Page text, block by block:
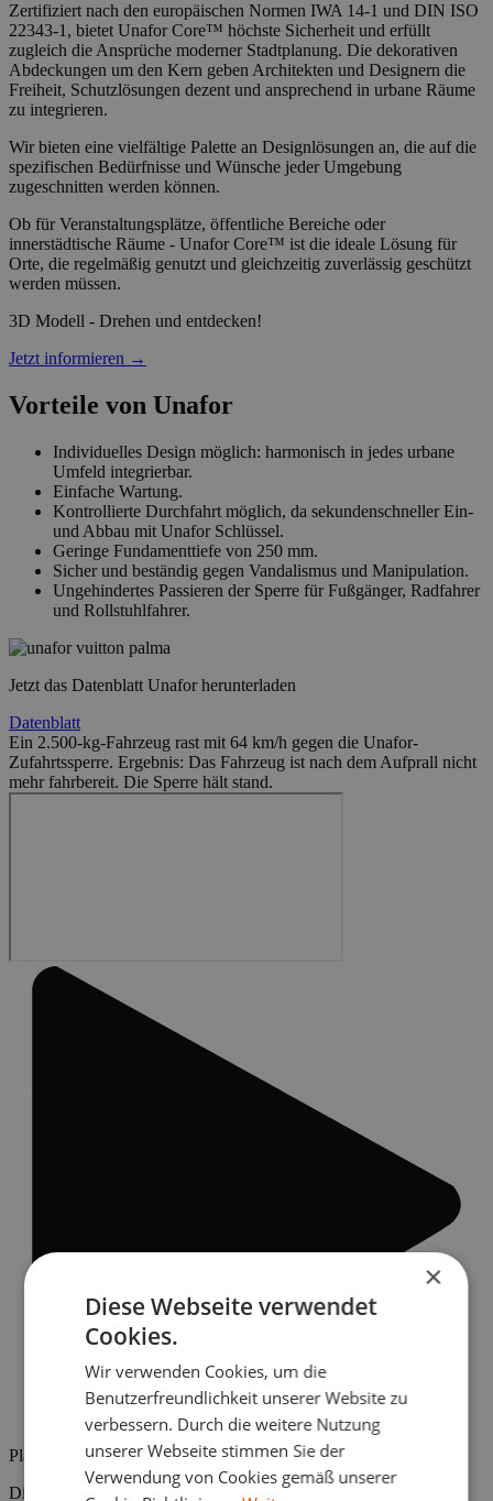
Zertifiziert nach den europäischen Normen IWA 14-1 und DIN ISO
22343-1, bietet Unafor Core™ höchste Sicherheit und erfüllt
zugleich die Ansprüche moderner Stadtplanung. Die dekorativen
Abdeckungen um den Kern geben Architekten und Designern die
Freiheit, Schutzlösungen dezent und ansprechend in urbane Räume
zu integrieren.
Wir bieten eine vielfältige Palette an Designlösungen an, die auf die
spezifischen Bedürfnisse und Wünsche jeder Umgebung
zugeschnitten werden können.
Ob für Veranstaltungsplätze, öffentliche Bereiche oder
innerstädtische Räume - Unafor Core™ ist die ideale Lösung für
Orte, die regelmäßig genutzt und gleichzeitig zuverlässig geschützt
werden müssen.
3D Modell - Drehen und entdecken!
Jetzt informieren →
Vorteile von Unafor
Individuelles Design möglich: harmonisch in jedes urbane
Umfeld integrierbar.
Einfache Wartung.
Kontrollierte Durchfahrt möglich, da sekundenschneller Ein-
und Abbau mit Unafor Schlüssel.
Geringe Fundamenttiefe von 250 mm.
Sicher und beständig gegen Vandalismus und Manipulation.
Ungehindertes Passieren der Sperre für Fußgänger, Radfahrer
und Rollstuhlfahrer.
Jetzt das Datenblatt Unafor herunterladen
Datenblatt
Ein 2.500-kg-Fahrzeug rast mit 64 km/h gegen die Unafor-
Zufahrtssperre. Ergebnis: Das Fahrzeug ist nach dem Aufprall nicht
mehr fahrbereit. Die Sperre hält stand.
Play Video
Die Verbindung zu YouTube ist blockiert worden. Durch einen
×
Diese Webseite verwendet
Cookies.
Wir verwenden Cookies, um die
Benutzerfreundlichkeit unserer Website zu
verbessern. Durch die weitere Nutzung
unserer Webseite stimmen Sie der
Verwendung von Cookies gemäß unserer